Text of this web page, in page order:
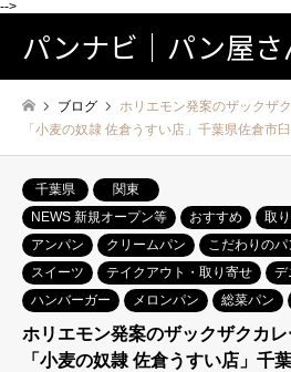
-->
パンナビ｜パン屋
ブログ
ホリエモン発案のザックザ
「小麦の奴隷 佐倉うすい店」千葉県佐倉市
千葉県
関東
NEWS 新規オープン等
おすすめ
取
アンパン
クリームパン こだわりのパ
スイーツ
テイクアウト・取り寄せ
デ
ハンバーガー
メロンパン 総菜パン
ホリエモン発案のザックザクカ
「小麦の奴隷 佐倉うすい店」千